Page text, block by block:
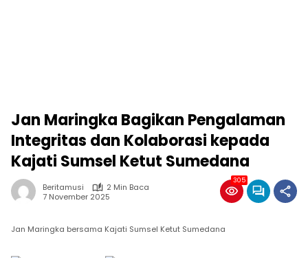
Jan Maringka Bagikan Pengalaman
Integritas dan Kolaborasi kepada
Kajati Sumsel Ketut Sumedana
Beritamusi
2 Min Baca
7 November 2025
305
Jan Maringka bersama Kajati Sumsel Ketut Sumedana